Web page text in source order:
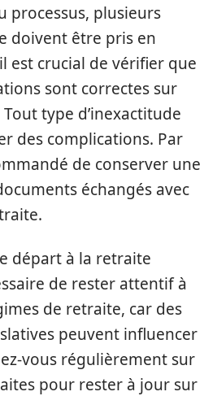
processus, plusieurs
doivent être pris en
est crucial de vérifier que
sont correctes sur
type d’inexactitude
des complications. Par
de conserver une
échangés avec
départ à la retraite
de rester attentif à
de retraite, car des
peuvent influencer
vous régulièrement sur
pour rester à jour sur